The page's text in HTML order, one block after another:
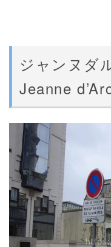
ジャンヌダ
Jeanne d’Arc